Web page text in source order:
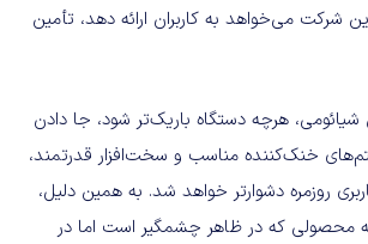
شرکت می‌خواهد به کاربران ارائه دهد، تأمین
هرچه دستگاه باریک‌تر شود، جا دادن
خنک‌کننده مناسب و سخت‌افزار قدرتمند،
روزمره دشوارتر خواهد شد. به همین دلیل،
محصولی که در ظاهر چشمگیر است اما در